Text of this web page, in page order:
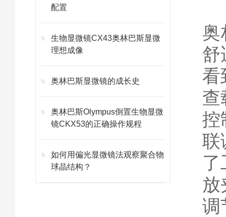
配置
生物显微镜CX43奥林巴斯显微
理想成像
奥林巴斯显微镜的成长史
奥林巴斯Olympus倒置生物显微
镜CKX53的正确操作规程
如何用偏光显微镜法观察聚合物
球晶结构？
奥
舒
看
查
控
联
了
放
调